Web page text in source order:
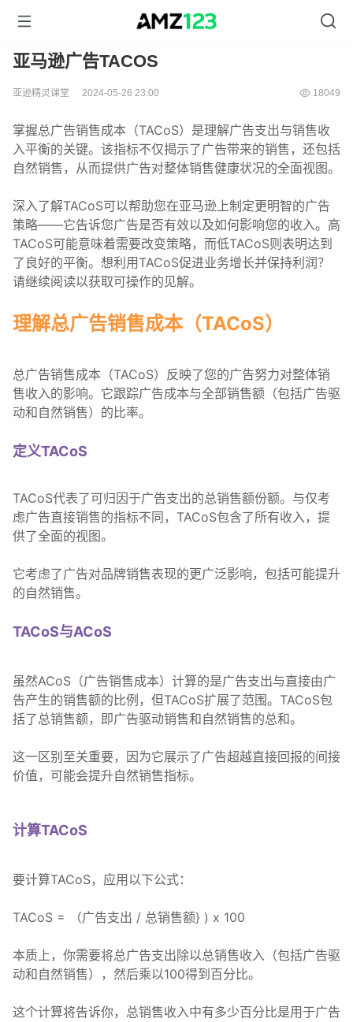
亚马逊广告TACOS
亚逊精灵课堂 2024-05-26 23:00 18049
掌握总广告销售成本（TACoS）是理解广告支出与销售收
入平衡的关键。该指标不仅揭示了广告带来的销售，还包括
自然销售，从而提供广告对整体销售健康状况的全面视图。
深入了解TACoS可以帮助您在亚马逊上制定更明智的广告
策略——它告诉您广告是否有效以及如何影响您的收入。高
TACoS可能意味着需要改变策略，而低TACoS则表明达到
了良好的平衡。想利用TACoS促进业务增长并保持利润？
请继续阅读以获取可操作的见解。
理解总广告销售成本（TACoS）
总广告销售成本（TACoS）反映了您的广告努力对整体销
售收入的影响。它跟踪广告成本与全部销售额（包括广告驱
动和自然销售）的比率。
定义TACoS
TACoS代表了可归因于广告支出的总销售额份额。与仅考
虑广告直接销售的指标不同，TACoS包含了所有收入，提
供了全面的视图。
它考虑了广告对品牌销售表现的更广泛影响，包括可能提升
的自然销售。
TACoS与ACoS
虽然ACoS（广告销售成本）计算的是广告支出与直接由广
告产生的销售额的比例，但TACoS扩展了范围。TACoS包
括了总销售额，即广告驱动销售和自然销售的总和。
这一区别至关重要，因为它展示了广告超越直接回报的间接
价值，可能会提升自然销售指标。
计算TACoS
要计算TACoS，应用以下公式：
TACoS = （广告支出 / 总销售额} ) x 100
本质上，你需要将总广告支出除以总销售收入（包括广告驱
动和自然销售），然后乘以100得到百分比。
这个计算将告诉你，总销售收入中有多少百分比是用于广告